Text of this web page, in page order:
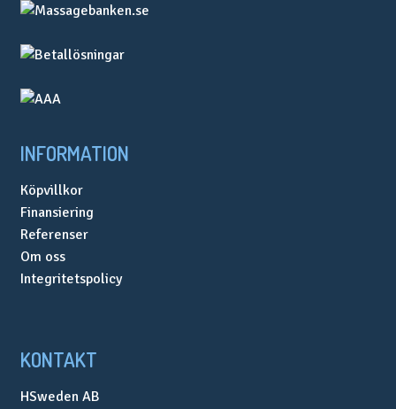
INFORMATION
Köpvillkor
Finansiering
Referenser
Om oss
Integritetspolicy
KONTAKT
HSweden AB